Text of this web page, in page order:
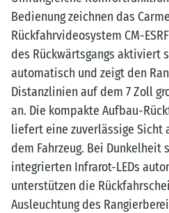
Bedienung zeichnen das
Rückfahrvideosystem CM-
des Rückwärtsgangs aktiviert
automatisch und zeigt den
Distanzlinien auf dem 7 Zoll
an. Die kompakte Aufbau-
liefert eine zuverlässige Sicht
dem Fahrzeug. Bei Dunkelheit
integrierten Infrarot-LEDs
unterstützen die
Ausleuchtung des